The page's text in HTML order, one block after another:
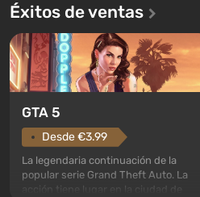
Éxitos de ventas
GTA 5
Desde €3.99
La legendaria continuación de la
popular serie Grand Theft Auto. La
acción tiene lugar en la ciudad de